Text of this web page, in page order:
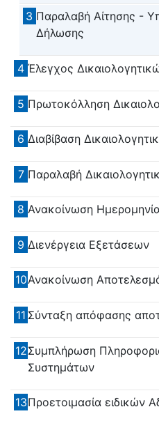
3 Παραλαβή Αίτησης -
Δήλωσης
4 Έλεγχος
5 Πρωτοκόλληση
6 Διαβίβαση
7 Παραλαβή
8 Ανακοίνωση
9 Διενέργεια Εξετάσεων
10Ανακοίνωση
11 Σύνταξη απόφασης
12Συμπλήρωση
Συστημάτων
13Προετοιμασία ειδικών